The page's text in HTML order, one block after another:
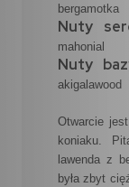
bergamotka
Nuty
mahonial
Nuty
akigalawood
Otwarcie
koniaku.
lawenda z
była zbyt